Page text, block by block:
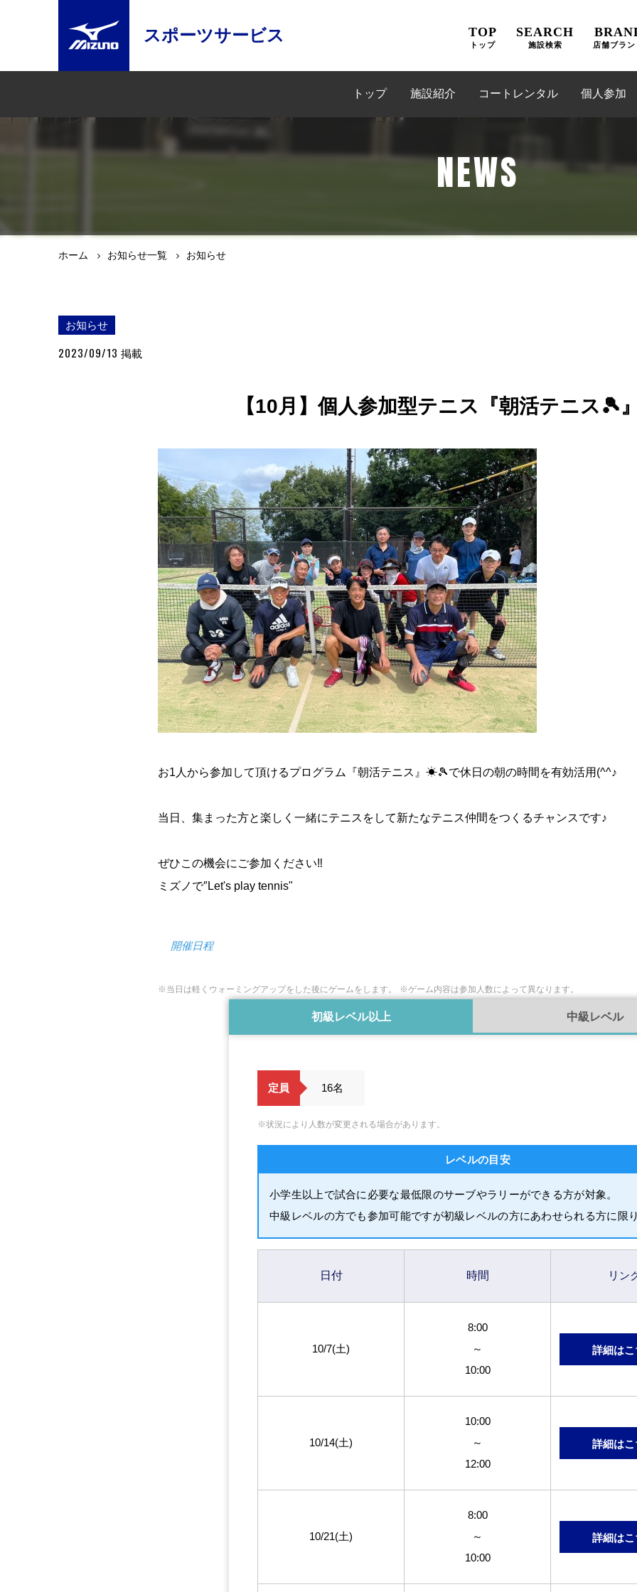
スポーツサービス TOP
トップ
SEARCH
施設検索 店舗ブラン
トップ 施設紹介 コートレンタル 個人参加
NEWS
ホーム お知らせ一覧 お知らせ
お知らせ
2023/09/13 掲載
【10月】個人参加型テニス『朝活テニス🎾
お1人から参加して頂けるプログラム『朝活テニス』☀🎾で休日の朝の時間を有効活用(^^♪
当日、集まった方と楽しく一緒にテニスをして新たなテニス仲間をつくるチャンスです♪
ぜひこの機会にご参加ください‼
ミズノで″Let's play tennis"
開催日程
※当日は軽くウォーミングアップをした後にゲームをします。 ※ゲーム内容は参加人数によって異なります。
初級レベル以上 中級レベル
定員 16名
※状況により人数が変更される場合があります。
レベルの目安
小学生以上で試合に必要な最低限のサーブやラリーができる方が対象。
中級レベルの方でも参加可能ですが初級レベルの方にあわせられる方に限
日付 時間 リ ン
10/7(土)
8:00
～
10:00
詳細は
10/14(土)
10:00
～
12:00
詳細は
10/21(土)
8:00
～
10:00
詳細は